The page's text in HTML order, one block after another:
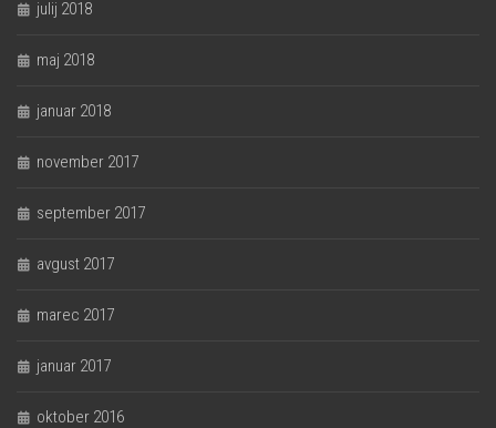
julij 2018
maj 2018
januar 2018
november 2017
september 2017
avgust 2017
marec 2017
januar 2017
oktober 2016